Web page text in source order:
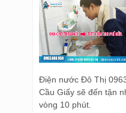
Điện nước Đô Thị
Cầu Giấy sẽ đến tận
vòng 10 phút.